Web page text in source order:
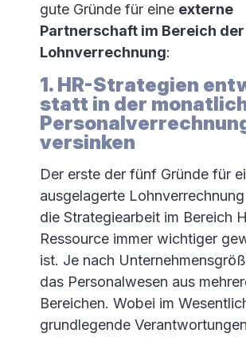
gute Gründe für eine externe
Partnerschaft im Bereich der
Lohnverrechnung:
1. HR-Strategien
statt in der
versinken
Der erste der fünf Gründe für
ausgelagerte
die Strategiearbeit im Bereich
Ressource immer wichtiger
ist. Je nach
das Personalwesen aus
Bereichen. Wobei im
grundlegende